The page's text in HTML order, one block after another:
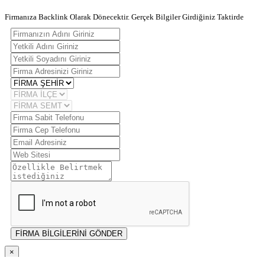
Firmanıza Backlink Olarak Dönecektir. Gerçek Bilgiler Girdiğiniz Taktirde
FİRMA BİLGİLERİNİ GÖNDER
×